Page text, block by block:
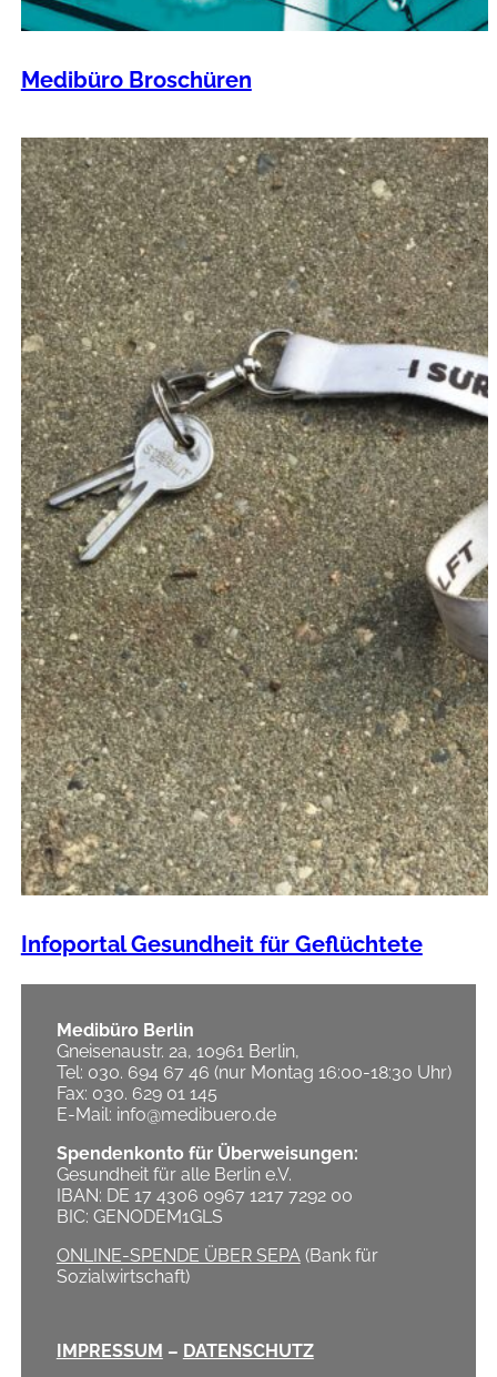
Medibüro Broschüren
Infoportal Gesundheit für Geflüchtete
Medibüro Berlin
Gneisenaustr. 2a, 10961 Berlin,
Tel: 030. 694 67 46 (nur Montag 16:00-18:30 Uhr)
Fax: 030. 629 01 145
E-Mail: info@medibuero.de
Spendenkonto für Überweisungen:
Gesundheit für alle Berlin e.V.
IBAN: DE 17 4306 0967 1217 7292 00
BIC: GENODEM1GLS
ONLINE-SPENDE ÜBER SEPA(Bank für
Sozialwirtschaft)
IMPRESSUM – DATENSCHUTZ